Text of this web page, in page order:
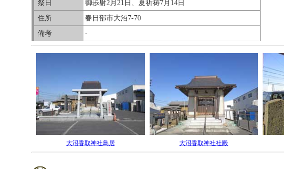
祭日
御歩射2月21日、夏祈祷7月14日
住所
春日部市大沼7-70
備考
-
大沼香取神社鳥居 大沼香取神社社殿